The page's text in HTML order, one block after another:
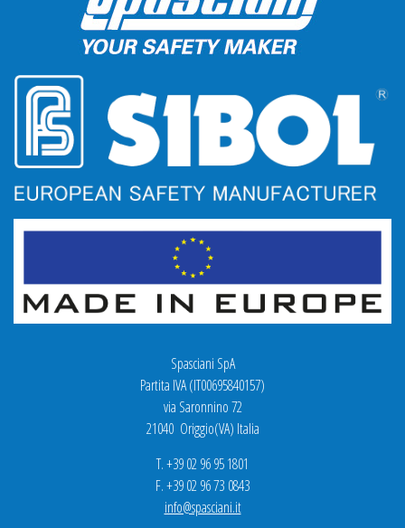
Spasciani SpA
Partita IVA (IT00695840157)
via Saronnino 72
21040 Origgio(VA) Italia
T. +39 02 96 95 1801
F. +39 02 96 73 0843
info@spasciani.it